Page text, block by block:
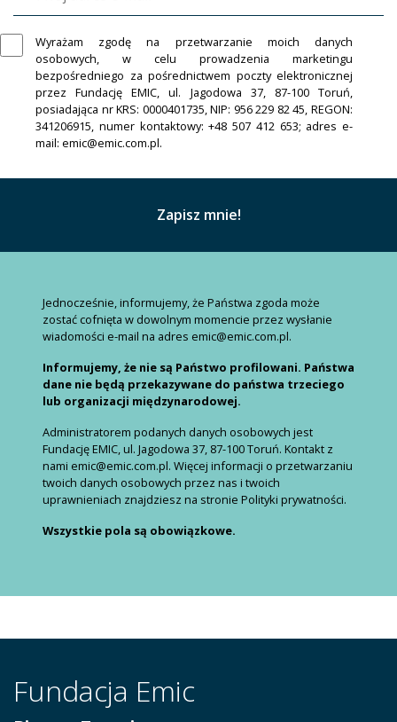
Wyrażam zgodę na przetwarzanie moich danych
osobowych, w celu prowadzenia marketingu
bezpośredniego za pośrednictwem poczty elektronicznej
przez Fundację EMIC, ul. Jagodowa 37, 87-100 Toruń,
posiadająca nr KRS: 0000401735, NIP: 956 229 82 45, REGON:
341206915, numer kontaktowy: +48 507 412 653; adres e-
mail: emic@emic.com.pl.
Jednocześnie, informujemy, że Państwa zgoda może
zostać cofnięta w dowolnym momencie przez wysłanie
wiadomości e-mail na adres emic@emic.com.pl.
Informujemy, że nie są Państwo profilowani. Państwa
dane nie będą przekazywane do państwa trzeciego
lub organizacji międzynarodowej.
Administratorem podanych danych osobowych jest
Fundację EMIC, ul. Jagodowa 37, 87-100 Toruń. Kontakt z
nami emic@emic.com.pl. Więcej informacji o przetwarzaniu
twoich danych osobowych przez nas i twoich
uprawnieniach znajdziesz na stronie Polityki prywatności.
Wszystkie pola są obowiązkowe.
Fundacja Emic